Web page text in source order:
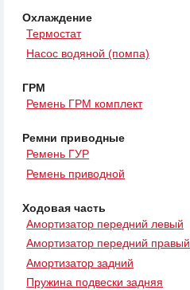
Охлаждение
Термостат
Насос водяной (помпа)
ГРМ
Ремень ГРМ комплект
Ремни приводные
Ремень ГУР
Ремень приводной
Ходовая часть
Амортизатор передний левый
Амортизатор передний правый
Амортизатор задний
Пружина подвески задняя